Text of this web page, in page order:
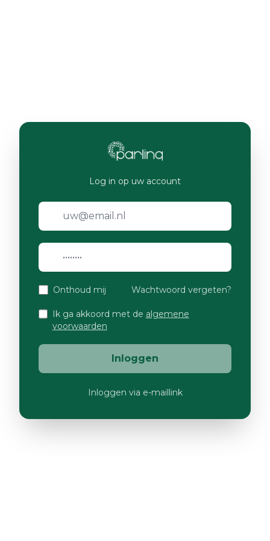
Log in op uw account
Onthoud mij Wachtwoord vergeten?
Ik ga akkoord met de algemene
voorwaarden
Inloggen
Inloggen via e-maillink